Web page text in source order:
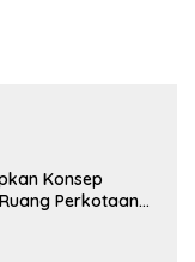
Konsep
Perkotaan